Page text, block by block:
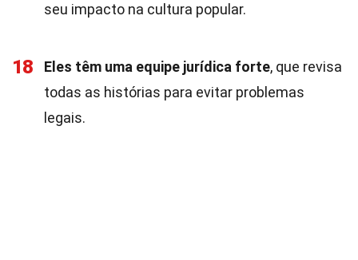
seu impacto na cultura popular.
18 Eles têm uma equipe jurídica forte, que revisa
todas as histórias para evitar problemas
legais.